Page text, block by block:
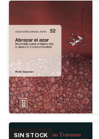
SIN STOCK